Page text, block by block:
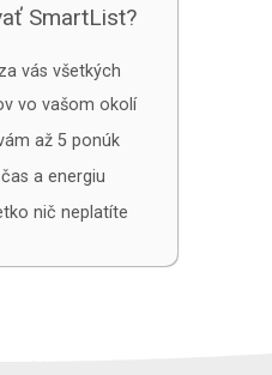
SmartList?
vás všetkých
vo vašom okolí
až 5 ponúk
a energiu
nič neplatíte